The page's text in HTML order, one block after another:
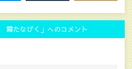
霞たなびく」へのコメント